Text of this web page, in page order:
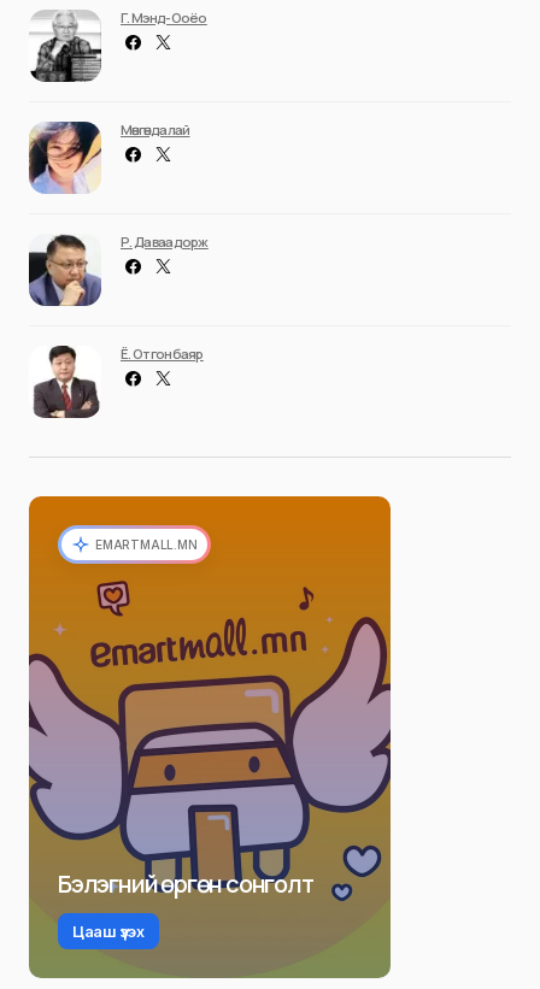
Г. Мэнд-Ооёо
Мөнгөндалай
Р. Даваадорж
Ё. Отгонбаяр
EMARTMALL.MN
Бэлэгний өргөн сонголт
Цааш үзэх